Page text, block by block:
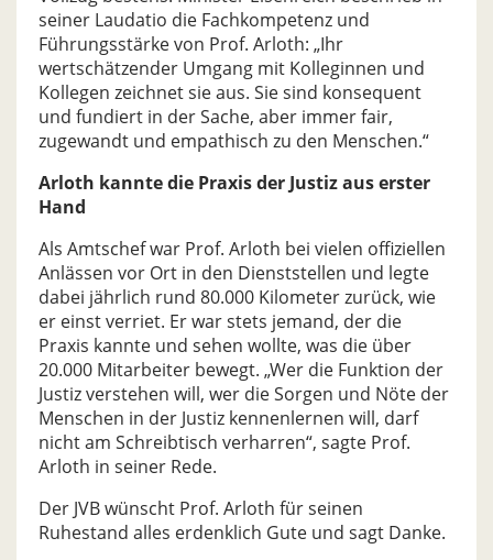
seiner Laudatio die Fachkompetenz und
Führungsstärke von Prof. Arloth: „Ihr
wertschätzender Umgang mit Kolleginnen und
Kollegen zeichnet sie aus. Sie sind konsequent
und fundiert in der Sache, aber immer fair,
zugewandt und empathisch zu den Menschen.“
Arloth kannte die Praxis der Justiz aus erster
Hand
Als Amtschef war Prof. Arloth bei vielen offiziellen
Anlässen vor Ort in den Dienststellen und legte
dabei jährlich rund 80.000 Kilometer zurück, wie
er einst verriet. Er war stets jemand, der die
Praxis kannte und sehen wollte, was die über
20.000 Mitarbeiter bewegt. „Wer die Funktion der
Justiz verstehen will, wer die Sorgen und Nöte der
Menschen in der Justiz kennenlernen will, darf
nicht am Schreibtisch verharren“, sagte Prof.
Arloth in seiner Rede.
Der JVB wünscht Prof. Arloth für seinen
Ruhestand alles erdenklich Gute und sagt Danke.